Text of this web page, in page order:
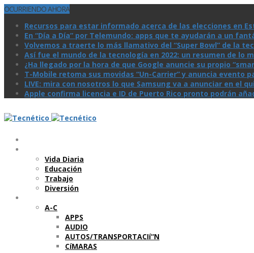
OCURRIENDO AHORA
Recursos para estar informado acerca de las elecciones en
En “Día a Día” por Telemundo: apps que te ayudarán a un
Volvemos a traerte lo más llamativo del “Super Bowl” de la
Así­ fue el mundo de la tecnologí­a en 2022: un resumen de lo
¿Ha llegado por la hora de que Google anuncie su propio
T-Mobile retoma sus movidas “Un-Carrier” y anuncia evento
LIVE: mira con nosotros lo que Samsung va a anunciar en el
Apple confirma licencia e ID de Puerto Rico pronto podrán
Vida Diaria
Educación
Trabajo
Diversión
A-C
APPS
AUDIO
AUTOS/TRANSPORTACIí“N
CíMARAS